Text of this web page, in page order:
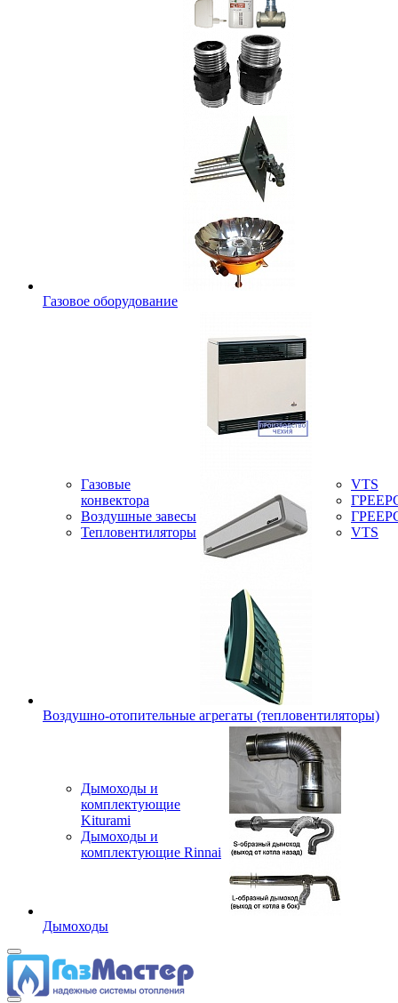
Газовое оборудование
Газовые
конвектора
Воздушные завесы
Тепловентиляторы
VTS
VTS
Воздушно-отопительные агрегаты (тепловентиляторы)
Дымоходы и
комплектующие
Kiturami
Дымоходы и
комплектующие Rinnai
Дымоходы